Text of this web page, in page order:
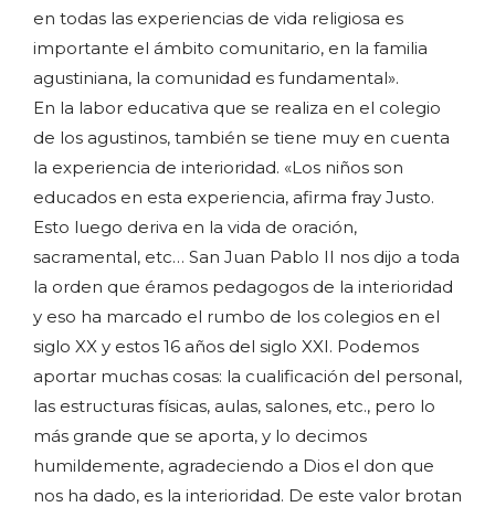
en todas las experiencias de vida religiosa es
importante el ámbito comunitario, en la familia
agustiniana, la comunidad es fundamental».
En la labor educativa que se realiza en el colegio
de los agustinos, también se tiene muy en cuenta
la experiencia de interioridad. «Los niños son
educados en esta experiencia, afirma fray Justo.
Esto luego deriva en la vida de oración,
sacramental, etc… San Juan Pablo II nos dijo a toda
la orden que éramos pedagogos de la interioridad
y eso ha marcado el rumbo de los colegios en el
siglo XX y estos 16 años del siglo XXI. Podemos
aportar muchas cosas: la cualificación del personal,
las estructuras físicas, aulas, salones, etc., pero lo
más grande que se aporta, y lo decimos
humildemente, agradeciendo a Dios el don que
nos ha dado, es la interioridad. De este valor brotan